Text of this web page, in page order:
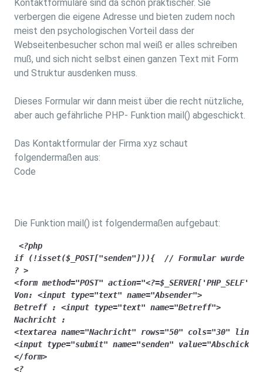
Kontaktformulare sind da schon praktischer. Sie
verbergen die eigene Adresse und bieten zudem noch
meist den psychologischen Vorteil dass der
Webseitenbesucher schon mal weiß er alles schreiben
muß, und sich nicht selbst einen ganzen Text mit Form
und Struktur ausdenken muss.
Dieses Formular wir dann meist über die recht nützliche,
aber auch gefährliche PHP- Funktion mail() abgeschickt.
Das Kontaktformular der Firma xyz schaut
folgendermaßen aus:
Code
Die Funktion mail() ist folgendermaßen aufgebaut:
<?php
if (!isset($_POST["senden"])){  // Formular wurde
? >
<form method="POST"
Von: <input type="text" name="Absender">
Betreff : <input type="text" name="Betreff">
Nachricht :
<textarea name="Nachricht" rows="50" cols="30"
<input type="submit" name="senden"
</form>
<?